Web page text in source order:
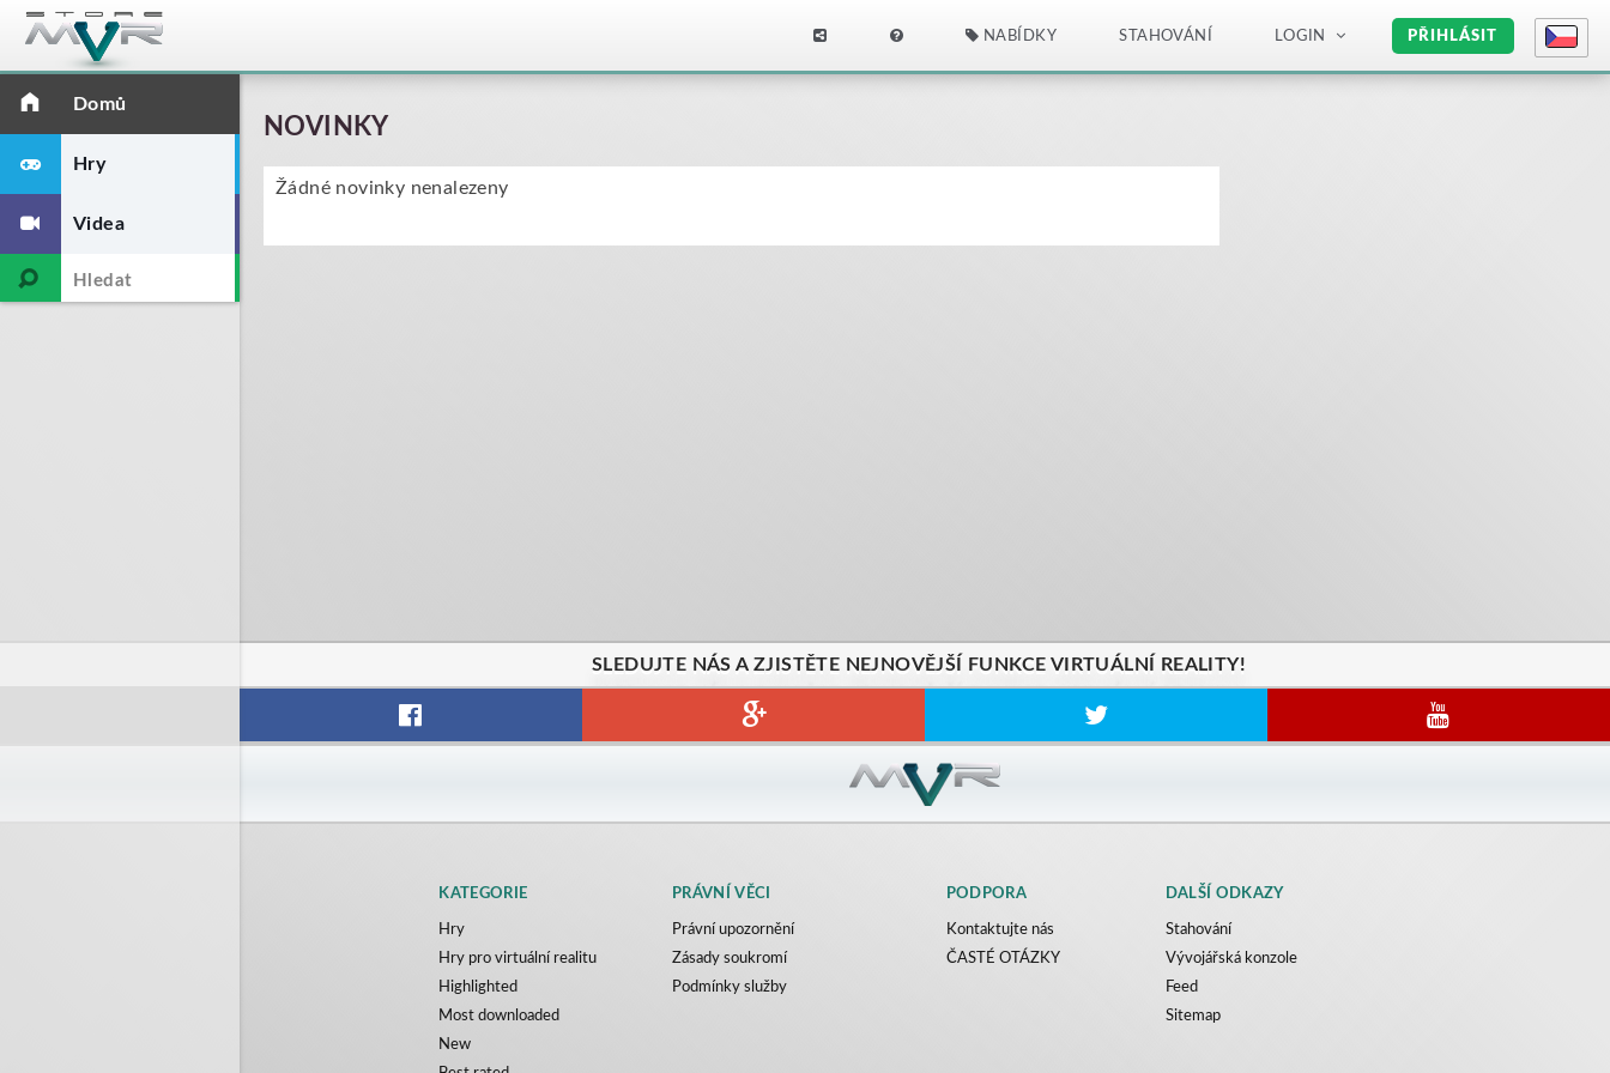
NABÍDKY STAHOVÁNÍ LOGIN PŘIHLÁSIT
Domů
Hry
Videa
NOVINKY
Žádné novinky nenalezeny
SLEDUJTE NÁS A ZJISTĚTE NEJNOVĚJŠÍ FUNKCE VIRTUÁLNÍ REALITY!
KATEGORIE
Hry
Hry pro virtuální realitu
Highlighted
Most downloaded
New
PRÁVNÍ VĚCI
Právní upozornění
Zásady soukromí
Podmínky služby
PODPORA
Kontaktujte nás
ČASTÉ OTÁZKY
DALŠÍ ODKAZY
Stahování
Vývojářská konzole
Feed
Sitemap